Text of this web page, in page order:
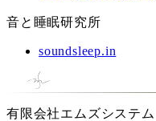
音と睡眠研究所
soundsleep.in
有限会社エムズシステム